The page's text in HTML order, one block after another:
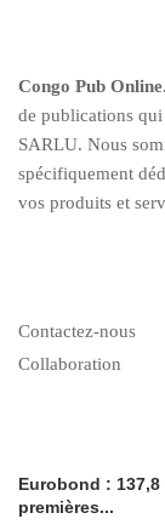
Congo Pub O
de publications
SARLU. Nous
spécifiquement
vos produits et
Contactez-nous
Collaboration
Eurobond :
premières...